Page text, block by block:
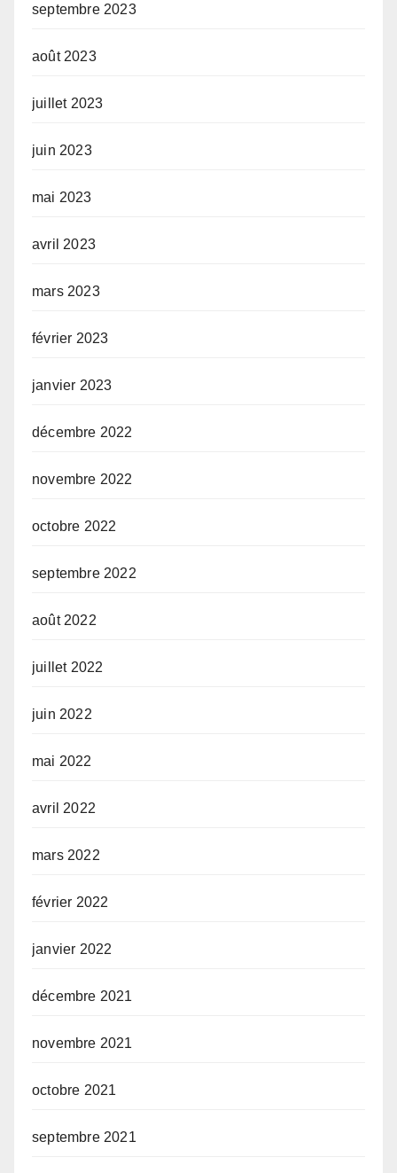
septembre 2023
août 2023
juillet 2023
juin 2023
mai 2023
avril 2023
mars 2023
février 2023
janvier 2023
décembre 2022
novembre 2022
octobre 2022
septembre 2022
août 2022
juillet 2022
juin 2022
mai 2022
avril 2022
mars 2022
février 2022
janvier 2022
décembre 2021
novembre 2021
octobre 2021
septembre 2021